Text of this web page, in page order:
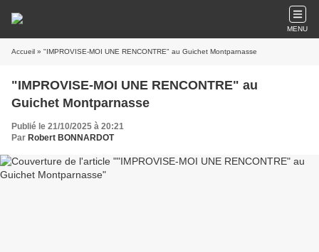
MENU
Accueil » "IMPROVISE-MOI UNE RENCONTRE" au Guichet Montparnasse
"IMPROVISE-MOI UNE RENCONTRE" au
Guichet Montparnasse
Publié le 21/10/2025 à 20:21
Par Robert BONNARDOT